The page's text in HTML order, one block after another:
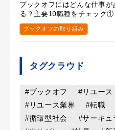
ブックオフにはどんな仕事が
る？主要10職種をチェック①
舗運営のお仕事編
ブックオフの取り組み
タグクラウド
#ブックオフ #リユース
#リユース業界
#転職
#循環型社会
#サーキュ